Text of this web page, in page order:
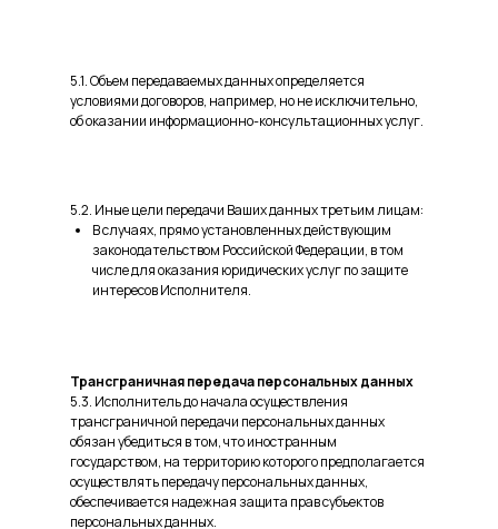
5.1. Объем передаваемых данных определяется
условиями договоров, например, но не исключительно,
об оказании информационно-консультационных услуг.
5.2. Иные цели передачи Ваших данных третьим лицам:
В случаях, прямо установленных действующим
законодательством Российской Федерации, в том
числе для оказания юридических услуг по защите
интересов Исполнителя.
Трансграничная передача персональных данных
5.3. Исполнитель до начала осуществления
трансграничной передачи персональных данных
обязан убедиться в том, что иностранным
государством, на территорию которого предполагается
осуществлять передачу персональных данных,
обеспечивается надежная защита прав субъектов
персональных данных.